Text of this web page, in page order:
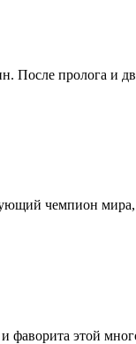
После пролога и
чемпион мира,
фаворита этой